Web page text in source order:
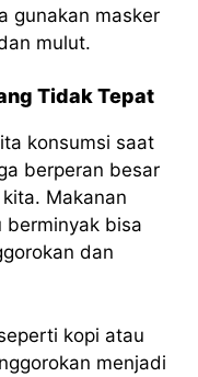
gunakan masker
mulut.
Tidak Tepat
konsumsi saat
berperan besar
Makanan
berminyak bisa
dan
kopi atau
menjadi